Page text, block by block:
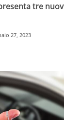
tre
27, 2023